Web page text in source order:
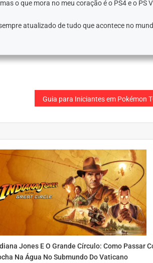
o que mora no meu coração é o PS4 e o PS
atualizado de tudo que acontece no
Jones E O Grande Círculo: Como Passar
Na Água No Submundo Do Vaticano